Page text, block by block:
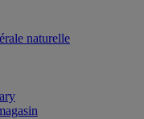
naturelle